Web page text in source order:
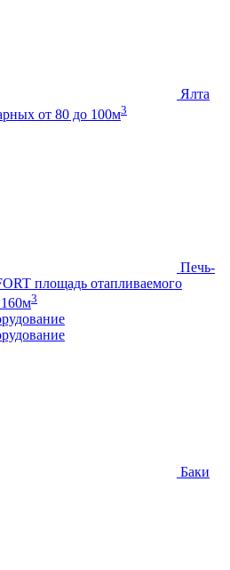
Ялта
от 80 до 100м3
Печь-
площадь отапливаемого
3
Баки